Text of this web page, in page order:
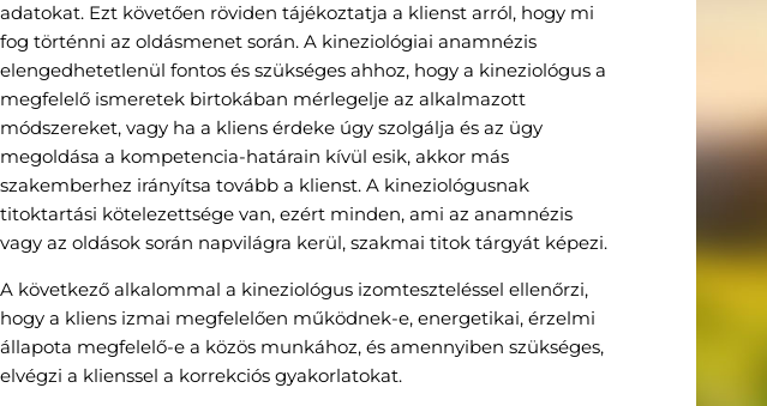
adatokat. Ezt követően röviden tájékoztatja a klienst arról, hogy mi
fog történni az oldásmenet során. A kineziológiai anamnézis
elengedhetetlenül fontos és szükséges ahhoz, hogy a kineziológus a
megfelelő ismeretek birtokában mérlegelje az alkalmazott
módszereket, vagy ha a kliens érdeke úgy szolgálja és az ügy
megoldása a kompetencia-határain kívül esik, akkor más
szakemberhez irányítsa tovább a klienst. A kineziológusnak
titoktartási kötelezettsége van, ezért minden, ami az anamnézis
vagy az oldások során napvilágra kerül, szakmai titok tárgyát képezi.
A következő alkalommal a kineziológus izomteszteléssel ellenőrzi,
hogy a kliens izmai megfelelően működnek-e, energetikai, érzelmi
állapota megfelelő-e a közös munkához, és amennyiben szükséges,
elvégzi a klienssel a korrekciós gyakorlatokat.